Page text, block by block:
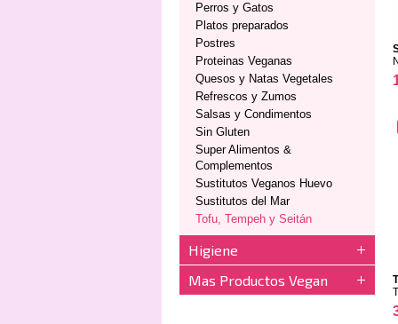
Perros y Gatos
Platos preparados
Postres
Proteinas Veganas
Quesos y Natas Vegetales
Refrescos y Zumos
Salsas y Condimentos
Sin Gluten
Super Alimentos &
Complementos
Sustitutos Veganos Huevo
Sustitutos del Mar
Tofu, Tempeh y Seitán
Higiene
Mas Productos Vegan